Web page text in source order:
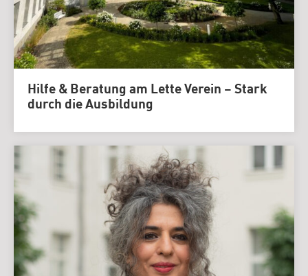
Hilfe & Beratung am Lette Verein – Stark
durch die Ausbildung